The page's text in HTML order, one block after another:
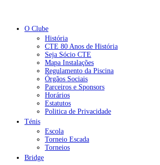
O Clube
História
CTE 80 Anos de História
Seja Sócio CTE
Mapa Instalações
Regulamento da Piscina
Órgãos Sociais
Parceiros e Sponsors
Horários
Estatutos
Politica de Privacidade
Ténis
Escola
Torneio Escada
Torneios
Bridge